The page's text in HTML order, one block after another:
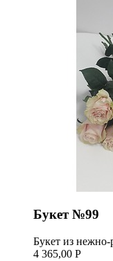
Букет №99
Букет из нежно-
4 365,00 Р